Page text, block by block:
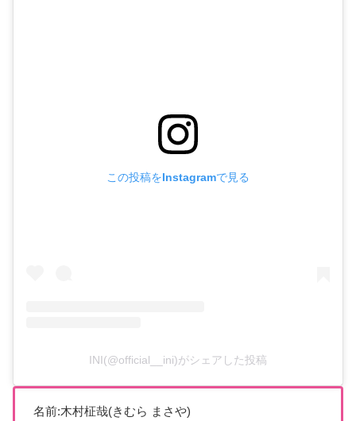
この投稿をInstagramで見る
INI(@official__ini)がシェアした投稿
名前:木村柾哉(きむら まさや)